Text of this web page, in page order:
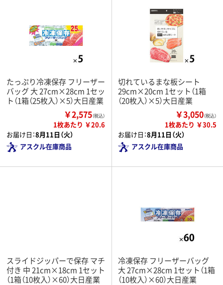
たっぷり冷凍保存 フリーザー
バッグ 大 27cm×28cm 1セッ
ト（1箱（25枚入）×5）大日産業
￥2,575（税込）
1枚あたり ￥20.6
お届け日：8月11日（火）
アスクル在庫商品
切れているまな板シート
29cm×20cm 1セット（1箱
（20枚入）×5）大日産業
￥3,050（税込）
1枚あたり ￥30.5
お届け日：8月11日（火）
アスクル在庫商品
スライドジッパーで保存 マチ
付き 中 21cm×18cm 1セット
（1箱（10枚入）×60）大日産業
冷凍保存 フリーザーバッグ
大 27cm×28cm 1セット（1箱
（10枚入）×60）大日産業